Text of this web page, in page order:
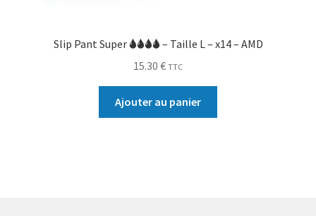
Slip Pant Super 🌢🌢🌢🌢 – Taille L – x14 – AMD
15.30 € TTC
Ajouter au panier